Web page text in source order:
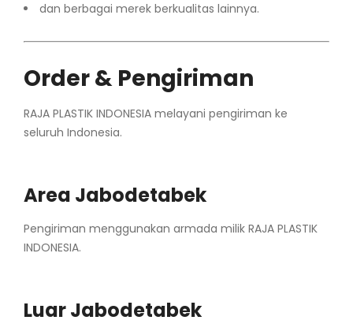
dan berbagai merek berkualitas lainnya.
Order & Pengiriman
RAJA PLASTIK INDONESIA melayani pengiriman ke
seluruh Indonesia.
Area Jabodetabek
Pengiriman menggunakan armada milik RAJA PLASTIK
INDONESIA.
Luar Jabodetabek